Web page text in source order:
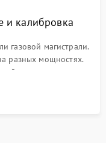
и калибровка
газовой магистрали.
разных мощностях.
индикаторов
от перегрева.